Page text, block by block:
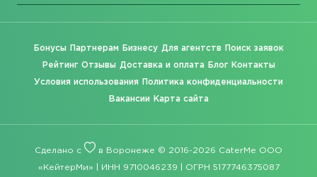
Бонусы Партнерам Бизнесу Для агентств Поиск заявок
Рейтинг Отзывы Доставка и оплата Блог Контакты
Условия использования Политика конфиденциальности
Вакансии Карта сайта
Сделано с в Воронеже © 2016-2026 CaterMe ООО
«КейтерМи» | ИНН 9710046239 | ОГРН 5177746375087